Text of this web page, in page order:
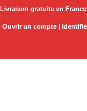
Aller
Livraison gratuite en
Ouvrir un compte |